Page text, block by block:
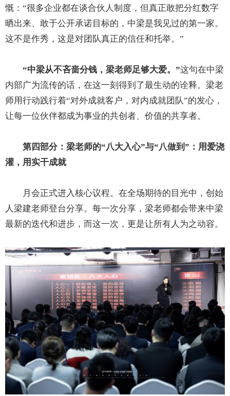
慨：“很多企业都在谈合伙人制度，但真正敢把分红数字
晒出来、敢于公开承诺目标的，中梁是我见过的第一家。
这不是作秀，这是对团队真正的信任和托举。”
“中梁从不吝啬分钱，梁老师足够大爱。”这句在中梁
内部广为流传的话，在这一刻得到了最生动的诠释。梁老
师用行动践行着“对外成就客户，对内成就团队”的发心，
让每一位伙伴都成为事业的共创者、价值的共享者。
第 四部分：梁老师的“八大入心”与“八做到”：用爱浇
灌，用实干成就
月会正式进入核心议程。在全场期待的目光中，创始
人梁建老师登台分享。每一次分享，梁老师都会带来中梁
最新的迭代和进步，而这一次，更是让所有人为之动容。